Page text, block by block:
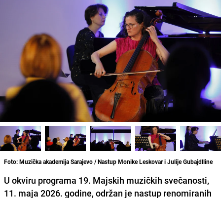
Foto: Muzička akademija Sarajevo / Nastup Monike Leskovar i Julije Gubajdlline
U okviru programa 19. Majskih muzičkih svečanosti,
11. maja 2026. godine, održan je nastup renomiranih